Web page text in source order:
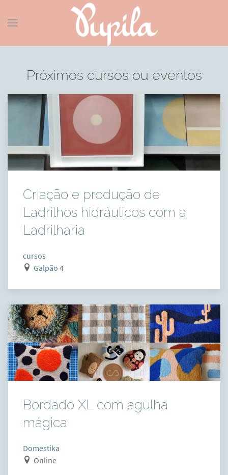
Próximos cursos ou eventos
Criação e produção de
Ladrilhos hidráulicos com a
Ladrilharia
cursos
Galpão 4
Bordado XL com agulha
mágica
Domestika
Online